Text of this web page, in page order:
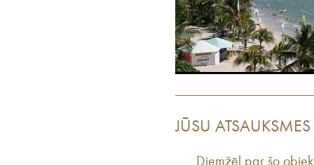
JŪSU ATSAUKSMES